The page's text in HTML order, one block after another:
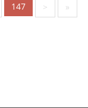
147 > »